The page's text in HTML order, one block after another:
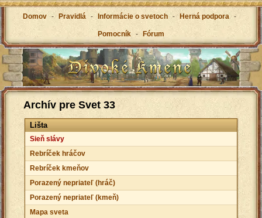
Domov - Pravidlá - Informácie o svetoch - Herná podpora -
Pomocník - Fórum
Archív pre Svet 33
Lišta
Sieň slávy
Rebríček hráčov
Rebríček kmeňov
Porazený nepriateľ (hráč)
Porazený nepriateľ (kmeň)
Mapa sveta